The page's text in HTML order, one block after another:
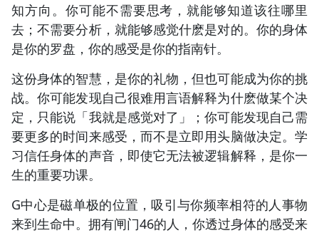
知方向。你可能不需要思考，就能够知道该往哪里
去；不需要分析，就能够感觉什麽是对的。你的身体
是你的罗盘，你的感受是你的指南针。
这份身体的智慧，是你的礼物，但也可能成为你的挑
战。你可能发现自己很难用言语解释为什麽做某个决
定，只能说「我就是感觉对了」；你可能发现自己需
要更多的时间来感受，而不是立即用头脑做决定。学
习信任身体的声音，即使它无法被逻辑解释，是你一
生的重要功课。
G中心是磁单极的位置，吸引与你频率相符的人事物
来到生命中。拥有闸门46的人，你透过身体的感受来